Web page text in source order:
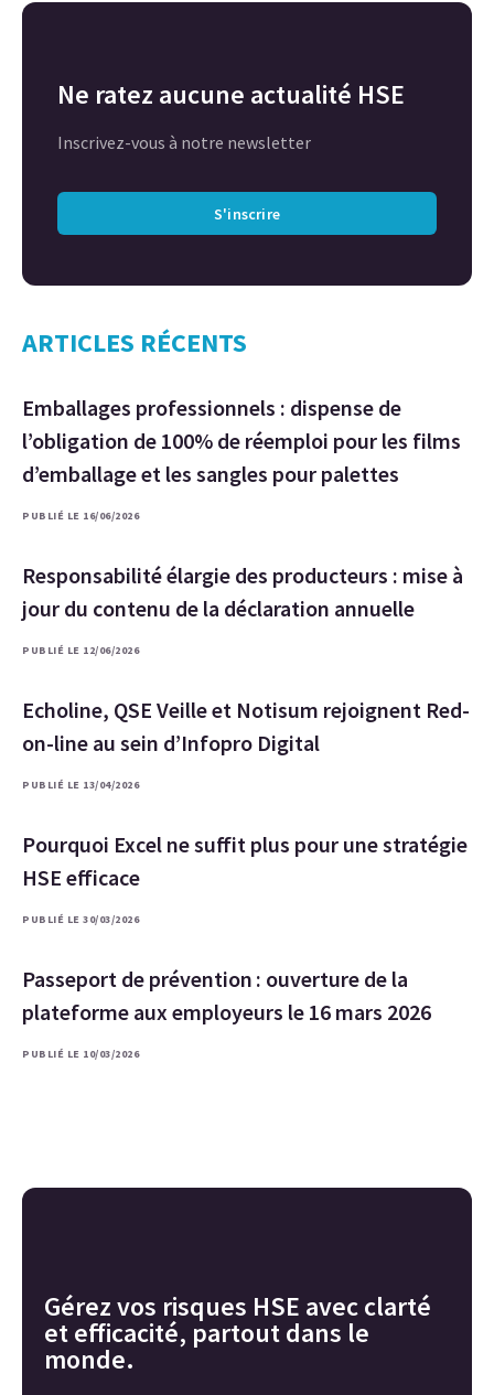
Ne ratez aucune actualité HSE
Inscrivez-vous à notre newsletter
S'inscrire
ARTICLES RÉCENTS
Emballages professionnels : dispense de
l’obligation de 100% de réemploi pour les films
d’emballage et les sangles pour palettes
PUBLIÉ LE 16/06/2026
Responsabilité élargie des producteurs : mise à
jour du contenu de la déclaration annuelle
PUBLIÉ LE 12/06/2026
Echoline, QSE Veille et Notisum rejoignent Red-
on-line au sein d’Infopro Digital
PUBLIÉ LE 13/04/2026
Pourquoi Excel ne suffit plus pour une stratégie
HSE efficace
PUBLIÉ LE 30/03/2026
Passeport de prévention : ouverture de la
plateforme aux employeurs le 16 mars 2026
PUBLIÉ LE 10/03/2026
Gérez vos risques HSE avec clarté
et efficacité, partout dans le
monde.